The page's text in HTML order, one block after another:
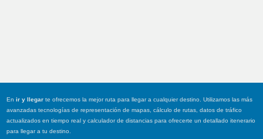
Enir y llegar te ofrecemos la mejor ruta para llegar a cualquier destino. Utilizamos las más
avanzadas tecnologías de representación de mapas, cálculo de rutas, datos de tráfico
actualizados en tiempo real y calculador de distancias para ofrecerte un detallado itenerario
para llegar a tu destino.